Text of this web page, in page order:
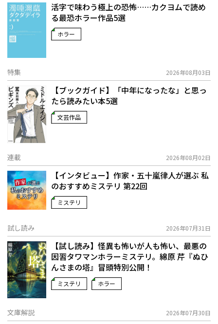
活字で味わう極上の恐怖……カクヨムで読め
る最恐ホラー作品5選
ホラー
特集 2026年08月03日
【ブックガイド】「中年になったな」と思っ
たら読みたい本5選
文芸作品
連載 2026年08月02日
【インタビュー】作家・五十嵐律人が選ぶ 私
のおすすめミステリ 第22回
ミステリ
試し読み 2026年07月31日
【試し読み】怪異も怖いが人も怖い、最悪の
因習タワマンホラーミステリ。綿原 芹『ぬひ
んさまの塔』冒頭特別公開！
ミステリ ホラー
文庫解説 2026年07月30日